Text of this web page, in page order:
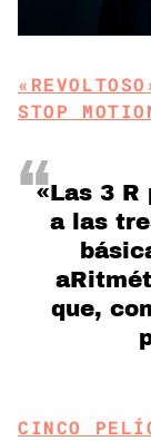
STOP
«Las 3 R
a las
que,
CINCO